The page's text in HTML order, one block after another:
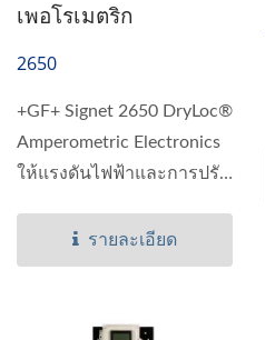
เพอโรเมตริก
2650
+GF+ Signet 2650 DryLoc®
Amperometric Electronics
ให้แรงดันไฟฟ้าและการปรับ
รายละเอียด